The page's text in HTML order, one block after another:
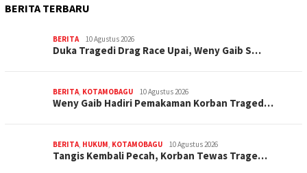
BERITA TERBARU
BERITA 10 Agustus 2026
Duka Tragedi Drag Race Upai, Weny Gaib S…
BERITA, KOTAMOBAGU 10 Agustus 2026
Weny Gaib Hadiri Pemakaman Korban Traged…
BERITA, HUKUM, KOTAMOBAGU 10 Agustus 2026
Tangis Kembali Pecah, Korban Tewas Trage…